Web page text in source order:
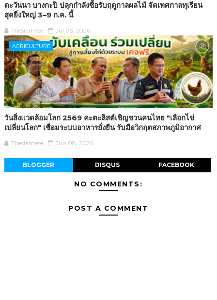
ตะวันนา บางกะปิ ปลุกกำลังซื้อรับฤดูกาลผลไม้ จัดเทศกาลทุเรียน
สุดยิ่งใหญ่ 3–9 ก.ค. นี้
Thesiamese Jul 05, 2026
AGRICULTURE
วันสิ่งแวดล้อมโลก 2569 คะตะลิสต์เชิญชวนคนไทย "เลือกไข่
เปลี่ยนโลก" เชื่อมระบบอาหารยั่งยืน รับมือวิกฤตสภาพภูมิอากาศ
Thesiamese Jun 08, 2026
BLOGGER DISQUS FACEBOOK
NO COMMENTS:
POST A COMMENT